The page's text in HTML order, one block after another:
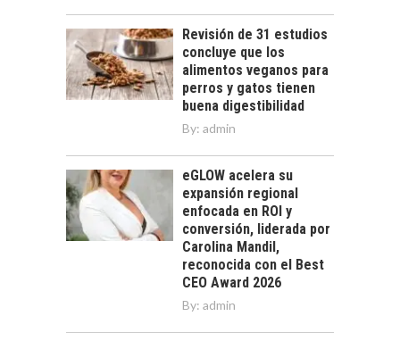
Revisión de 31 estudios
concluye que los
alimentos veganos para
perros y gatos tienen
buena digestibilidad
By: admin
eGLOW acelera su
expansión regional
enfocada en ROI y
conversión, liderada por
Carolina Mandil,
reconocida con el Best
CEO Award 2026
By: admin